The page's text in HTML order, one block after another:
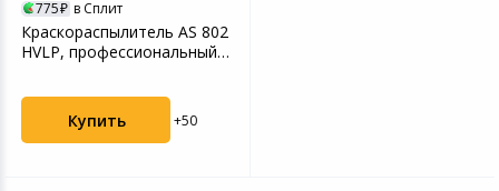
775 в Сплит
Краскораспылитель AS 802
HVLP, профессиональный,
Купить +50